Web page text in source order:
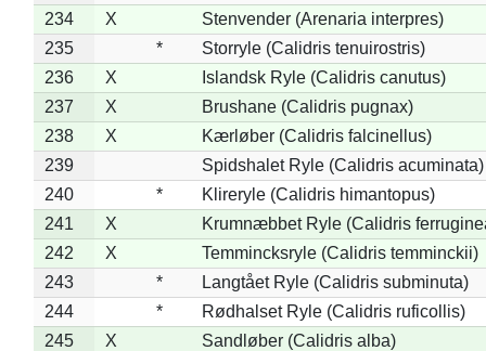
234
X
Stenvender (Arenaria interpres)
235
*
Storryle (Calidris tenuirostris)
236
X
Islandsk Ryle (Calidris canutus)
237
X
Brushane (Calidris pugnax)
238
X
Kærløber (Calidris falcinellus)
239
Spidshalet Ryle (Calidris acuminata)
240
*
Klireryle (Calidris himantopus)
241
X
Krumnæbbet Ryle (Calidris
242
X
Temmincksryle (Calidris temminckii)
243
*
Langtået Ryle (Calidris subminuta)
244
*
Rødhalset Ryle (Calidris ruficollis)
245
X
Sandløber (Calidris alba)